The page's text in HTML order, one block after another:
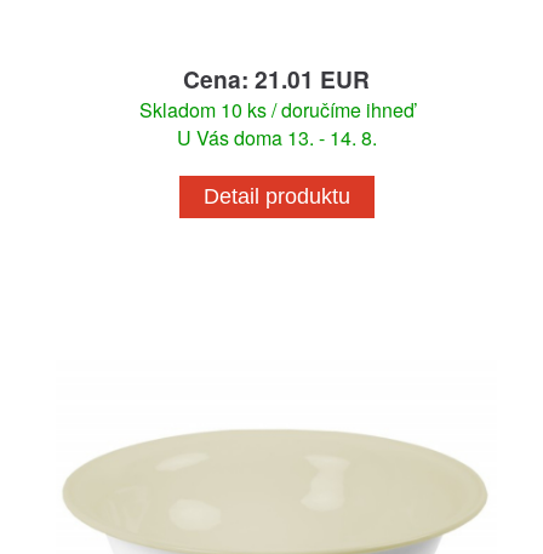
Cena: 21.01 EUR
Skladom 10 ks / doručíme ihneď
U Vás doma 13. - 14. 8.
Detail produktu